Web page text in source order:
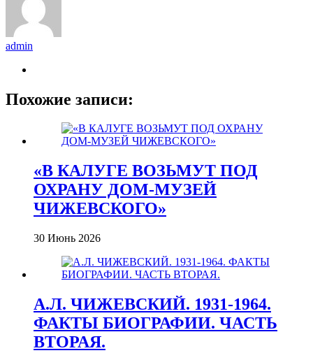
admin
Похожие записи:
«В КАЛУГЕ ВОЗЬМУТ ПОД
ОХРАНУ ДОМ-МУЗЕЙ
ЧИЖЕВСКОГО»
30 Июнь 2026
А.Л. ЧИЖЕВСКИЙ. 1931-1964.
ФАКТЫ БИОГРАФИИ. ЧАСТЬ
ВТОРАЯ.